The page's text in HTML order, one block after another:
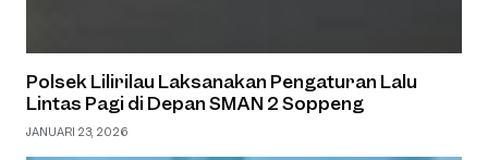
Polsek Lilirilau Laksanakan Pengaturan Lalu
Lintas Pagi di Depan SMAN 2 Soppeng
JANUARI 23, 2026